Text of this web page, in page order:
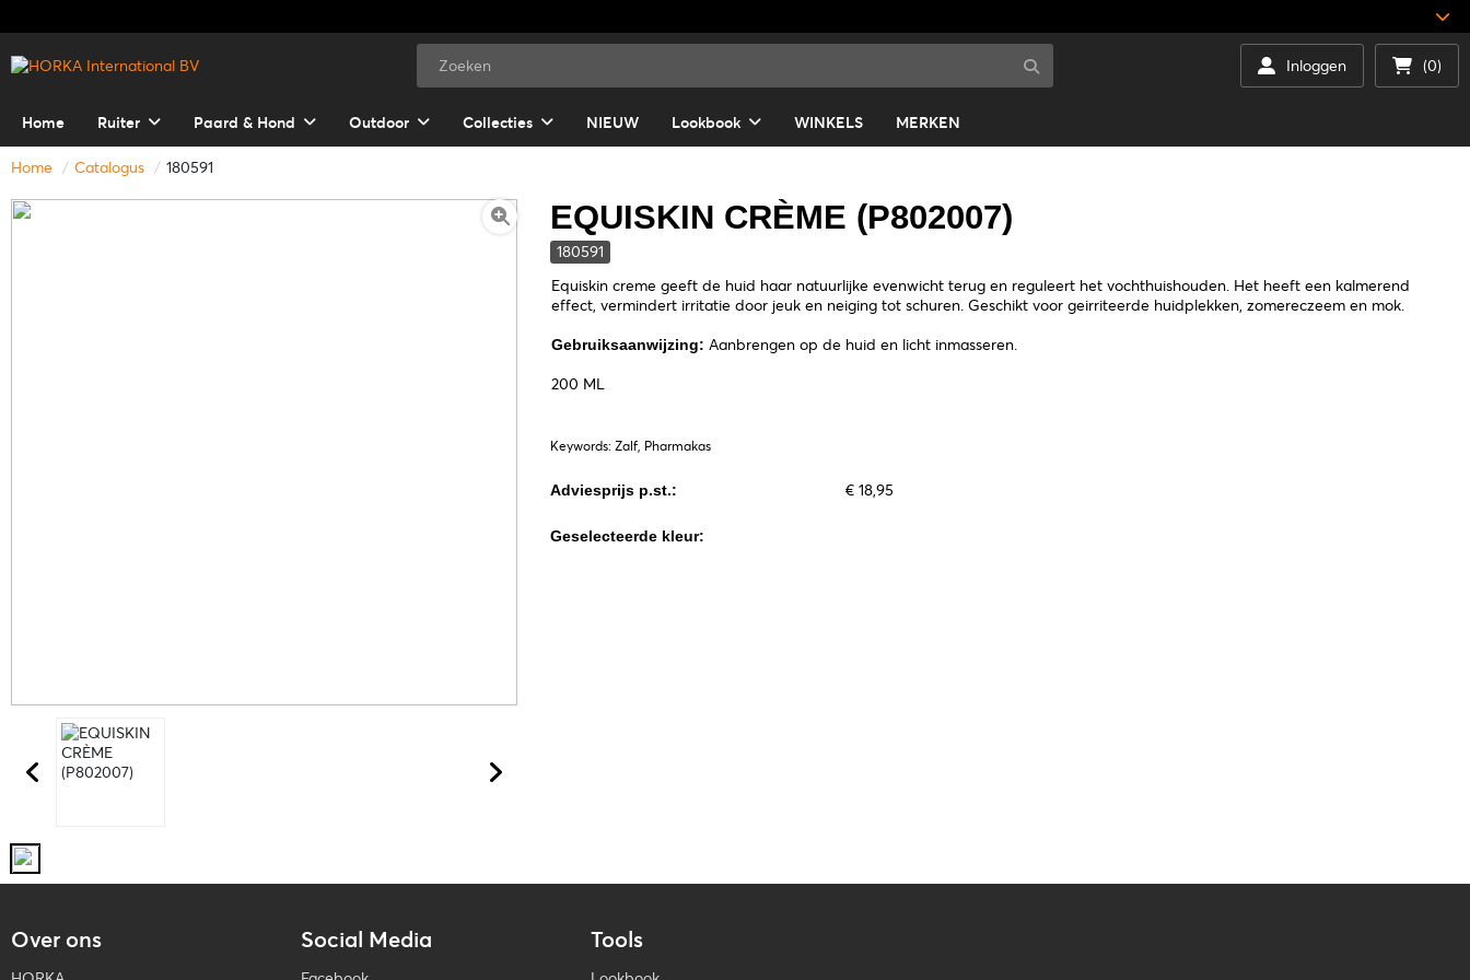
Inloggen (0)
Home Ruiter Paard & Hond Outdoor Collecties NIEUW Lookbook WINKELS MERKEN
Home Catalogus 180591
EQUISKIN CRÈME (P802007)
180591
Equiskin creme geeft de huid haar natuurlijke evenwicht terug en reguleert het vochthuishouden. Het heeft een kalmerend
effect, vermindert irritatie door jeuk en neiging tot schuren. Geschikt voor geirriteerde huidplekken, zomereczeem en mok.
Gebruiksaanwijzing: Aanbrengen op de huid en licht inmasseren.
200 ML
Keywords: Zalf, Pharmakas
Adviesprijs p.st.: € 18,95
Geselecteerde kleur:
Over ons Social Media Tools